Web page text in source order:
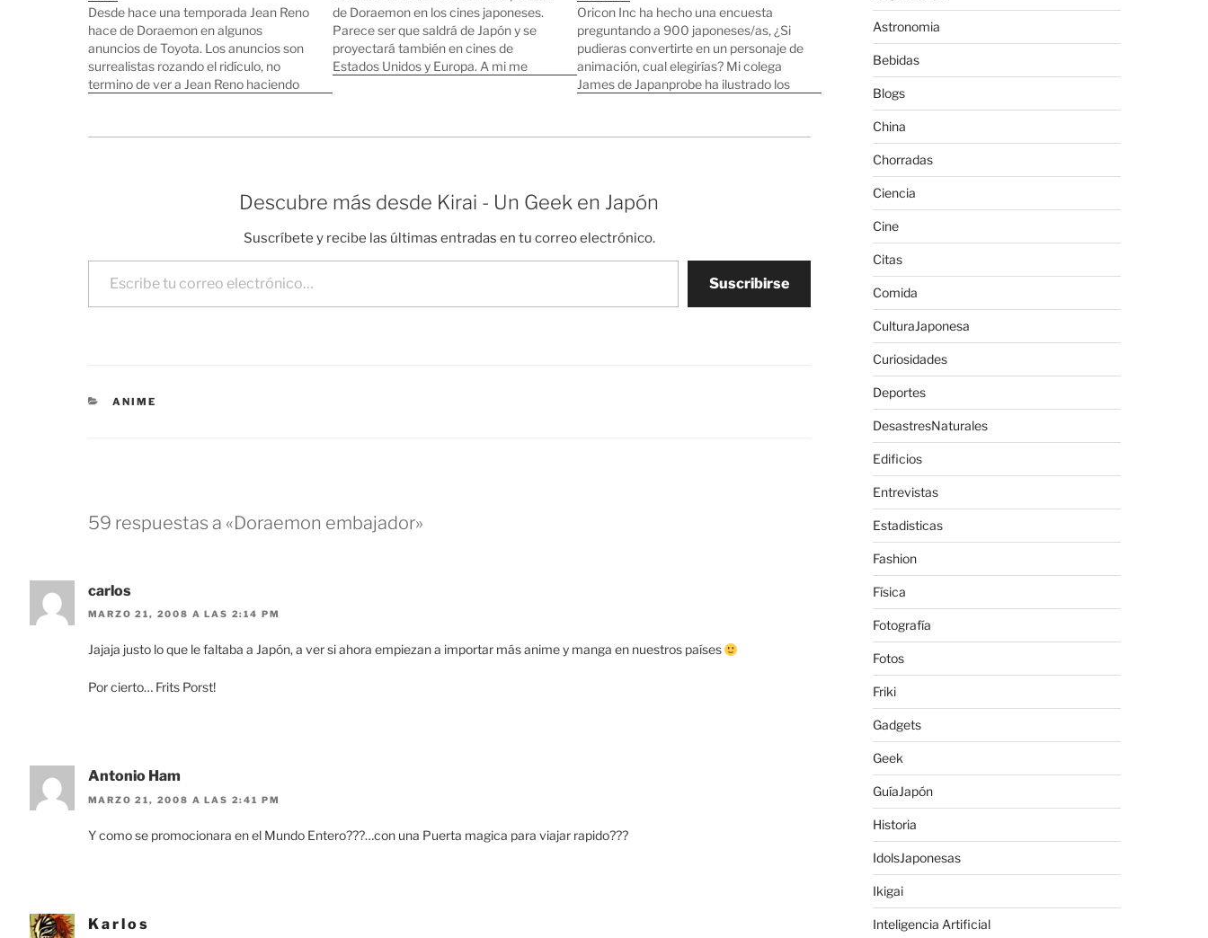
Desde hace una temporada Jean Reno
hace de Doraemon en algunos
anuncios de Toyota. Los anuncios son
surrealistas rozando el ridículo, no
termino de ver a Jean Reno haciendo
Maeda. Anotaciones sobre Doraemon
de Doraemon en los cines japoneses.
Parece ser que saldrá de Japón y se
proyectará también en cines de
Estados Unidos y Europa. A mi me
Oricon Inc ha hecho una encuesta
preguntando a 900 japoneses/as, ¿Si
pudieras convertirte en un personaje de
animación, cual elegirías? Mi colega
James de Japanprobe ha ilustrado los
populares. Los dos protagonistas más
Descubre más desde Kirai - Un Geek en Japón
Suscríbete y recibe las últimas entradas en tu correo electrónico.
Escribe tu correo electrónico…
Suscribirse
CATEGORÍAS
ANIME
59 respuestas a «Doraemon embajador»
carlos
MARZO 21, 2008 A LAS 2:14 PM
Jajaja justo lo que le faltaba a Japón, a ver si ahora empiezan a importar más anime y manga en nuestros países
Por cierto… Frits Porst!
Antonio Ham
MARZO 21, 2008 A LAS 2:41 PM
Y como se promocionara en el Mundo Entero???…con una Puerta magica para viajar rapido???
K a r l o s
Astronomia
Bebidas
Blogs
China
Chorradas
Ciencia
Cine
Citas
Comida
CulturaJaponesa
Curiosidades
Deportes
DesastresNaturales
Edificios
Entrevistas
Estadisticas
Fashion
Física
Fotografía
Fotos
Friki
Gadgets
Geek
GuíaJapón
Historia
IdolsJaponesas
Ikigai
Inteligencia Artificial